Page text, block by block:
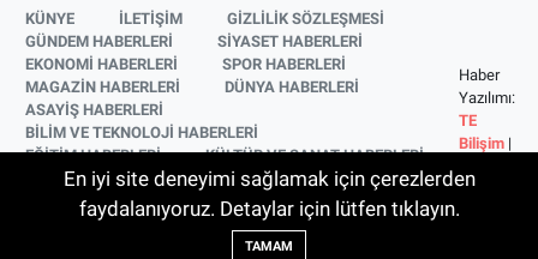
KÜNYE İLETİŞİM
GİZLİLİK SÖZLEŞMESİ
GÜNDEM HABERLERİ
SİYASET HABERLERİ
EKONOMİ HABERLERİ
SPOR HABERLERİ
MAGAZİN HABERLERİ
DÜNYA HABERLERİ
ASAYİŞ HABERLERİ
BİLİM VE TEKNOLOJİ HABERLERİ
EĞİTİM HABERLERİ
KÜLTÜR VE SANAT HABERLERİ
SAĞLIK HABERLERİ
YAŞAM HABERLERİ
YEREL HABERLER
İZMİR HABERLERİ
SİNEMA VE TELEVİZYON HABERLERİ
Haber
Yazılımı:
TE
Bilişim |
© 2026
En iyi site deneyimi sağlamak için çerezlerden
faydalanıyoruz. Detaylar için lütfen tıklayın.
TAMAM